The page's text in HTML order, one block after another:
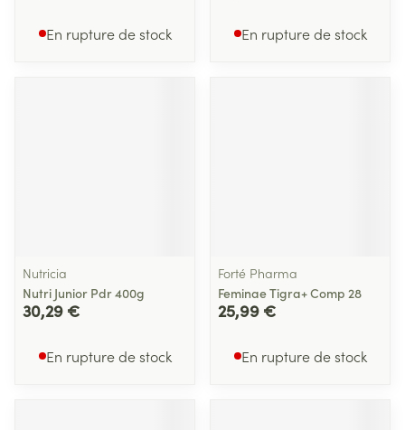
En rupture de stock En rupture de stock
Nutricia
Nutri Junior Pdr 400g
30,29 €
En rupture de stock
Forté Pharma
Feminae Tigra+ Comp 28
25,99 €
En rupture de stock